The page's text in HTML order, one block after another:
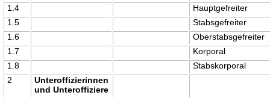
1.4
Hauptgefreiter
1.5
Stabsgefreiter
1.6
Oberstabsgefreiter
1.7
Korporal
1.8
Stabskorporal
2
Unteroffizierinnen
und Unteroffiziere